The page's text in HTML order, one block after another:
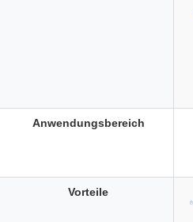
Anwendungsbereich
Vorteile